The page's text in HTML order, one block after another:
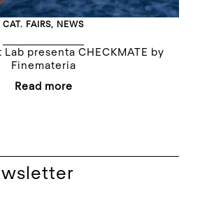
CAT. FAIRS NEWS
Lab presenta CHECKMATE by
Finemateria
Read more